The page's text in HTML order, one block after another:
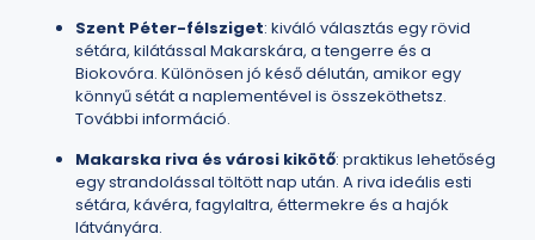
Szent Péter-félsziget: kiváló választás egy rövid
sétára, kilátással Makarskára, a tengerre és a
Biokovóra. Különösen jó késő délután, amikor egy
könnyű sétát a naplementével is összeköthetsz.
További információ.
Makarska riva és városi kikötő: praktikus lehetőség
egy strandolással töltött nap után. A riva ideális esti
sétára, kávéra, fagylaltra, éttermekre és a hajók
látványára.